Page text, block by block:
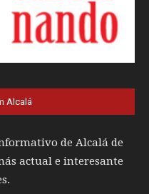
Alcalá
de Alcalá de
actual e interesante